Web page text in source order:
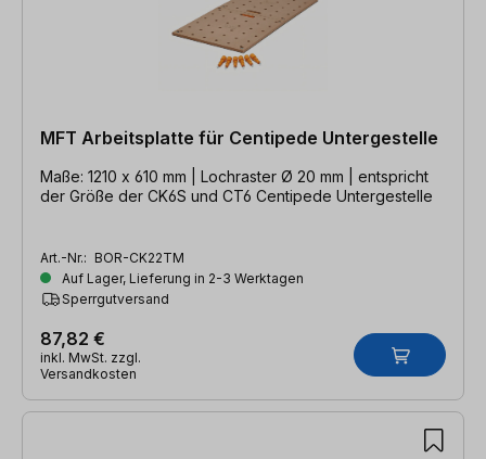
MFT Arbeitsplatte für Centipede Untergestelle
Maße: 1210 x 610 mm | Lochraster Ø 20 mm | entspricht
der Größe der CK6S und CT6 Centipede Untergestelle
Art.-Nr.: BOR-CK22TM
Auf Lager, Lieferung in 2-3 Werktagen
Sperrgutversand
87,82 €
inkl. MwSt. zzgl.
Versandkosten